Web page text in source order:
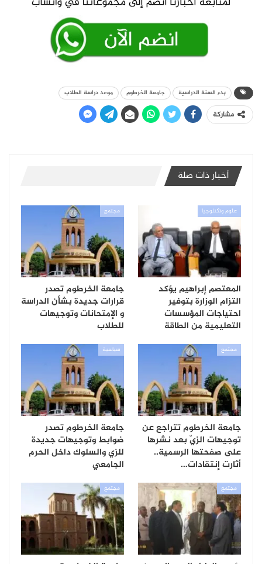
بدء السنة الدراسية جامعة الخرطوم موعد دراسة الطلاب
مشاركة
أخبار ذات صلة
علوم وتكنلوجيا
المعتصم إبراهيم يؤكد
التزام الوزارة بتوفير
احتياجات المؤسسات
التعليمية من الطاقة
مجتمع
جامعة الخرطوم تصدر
قرارات جديدة بشأن الدراسة
و الإمتحانات وتوجيهات
للطلاب
مجتمع
جامعة الخرطوم تتراجع عن
توجيهات الزيّ بعد نشرها
على صفحتها الرسمية..
أثارت إنتقادات…
سياسية
جامعة الخرطوم تصدر
ضوابط وتوجيهات جديدة
للزي والسلوك داخل الحرم
الجامعي
مجتمع مجتمع